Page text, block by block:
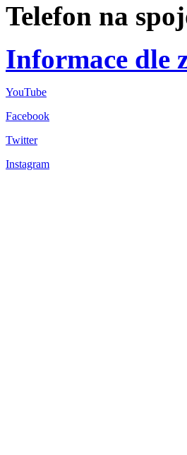
Telefon na
Informace dle
YouTube
Facebook
Twitter
Instagram